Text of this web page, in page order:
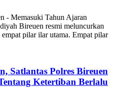
Memasuki Tahun Ajaran
Bireuen resmi meluncurkan
pilar ilar utama. Empat pilar
Satlantas Polres Bireuen
Ketertiban Berlalu